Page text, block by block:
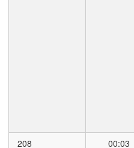
208 00:03